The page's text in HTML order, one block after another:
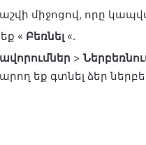
միջոցով, որը
« Բեռնել «.
>
եք գտնել ձեր